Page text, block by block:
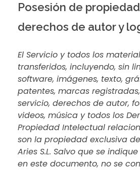
Posesión de
derechos de autor y
El Servicio y todos los
transferidos, incluyendo, sin
software, imágenes, texto,
patentes, marcas
servicio, derechos de autor,
videos, música y todos los
Propiedad Intelectual
son la propiedad exclusiva
Aries S.L. Salvo que se
en este documento, no se